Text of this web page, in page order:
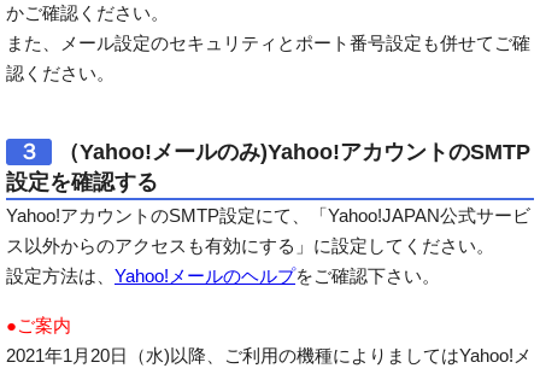
かご確認ください。
また、メール設定のセキュリティとポート番号設定も併せてご確
認ください。
３
（Yahoo!メールのみ)Yahoo!アカウントのSMTP
設定を確認する
Yahoo!アカウントのSMTP設定にて、「Yahoo!JAPAN公式サービ
ス以外からのアクセスも有効にする」に設定してください。
設定方法は、 Yahoo!メールのヘルプをご確認下さい。
●ご案内
2021年1月20日（水)以降、ご利用の機種によりましてはYahoo!メ